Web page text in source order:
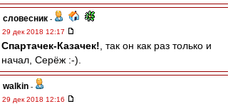
словесник -
29 дек 2018 12:17
Спартачек-Казачек! , так он как раз только и
начал, Серёж :-).
walkin -
29 дек 2018 12:16